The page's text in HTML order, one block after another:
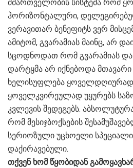
მმართველობის სისტემა რომ
ჰორიზონტალური,
ვერავითარ ბენეფიტს ვერ
ამიტომ, გვარამიას მაინც, არ
სცოდნოდათ რომ გვარამიას
დარტყმა არ იქნებოდა მთავარი
ხელისუფლება
ყოველკვირეულად უყურებს
კვლევის შედეგებს.
რომ მესიჯბოქსების
სერიოზული უცხოელი
დაქირავებული.
თქვენ ხომ წყობიდან